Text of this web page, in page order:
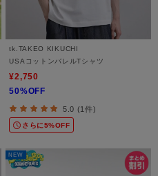
tk.TAKEO KIKUCHI
USAコットンバレルTシャツ
¥2,750
50%OFF
5.0 (1件)
さらに5%OFF
NEW